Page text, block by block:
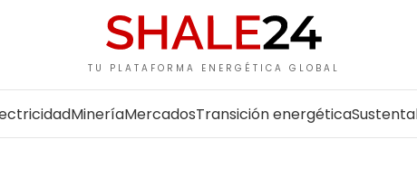
TU PLATAFORMA ENERGÉTICA GLOBAL
MineríaMercadosTransición energética